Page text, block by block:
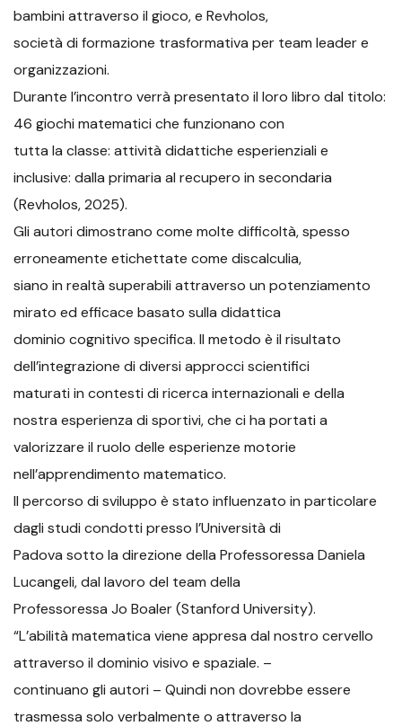
bambini attraverso il gioco, e Revholos,
società di formazione trasformativa per team leader e
organizzazioni.
Durante l’incontro verrà presentato il loro libro dal titolo:
46 giochi matematici che funzionano con
tutta la classe: attività didattiche esperienziali e
inclusive: dalla primaria al recupero in secondaria
(Revholos, 2025).
Gli autori dimostrano come molte difficoltà, spesso
erroneamente etichettate come discalculia,
siano in realtà superabili attraverso un potenziamento
mirato ed efficace basato sulla didattica
dominio cognitivo specifica. Il metodo è il risultato
dell’integrazione di diversi approcci scientifici
maturati in contesti di ricerca internazionali e della
nostra esperienza di sportivi, che ci ha portati a
valorizzare il ruolo delle esperienze motorie
nell’apprendimento matematico.
Il percorso di sviluppo è stato influenzato in particolare
dagli studi condotti presso l’Università di
Padova sotto la direzione della Professoressa Daniela
Lucangeli, dal lavoro del team della
Professoressa Jo Boaler (Stanford University).
“L’abilità matematica viene appresa dal nostro cervello
attraverso il dominio visivo e spaziale. –
continuano gli autori – Quindi non dovrebbe essere
trasmessa solo verbalmente o attraverso la